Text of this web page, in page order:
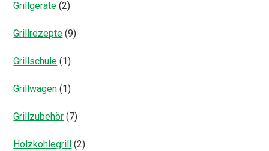
Grillgeräte (2)
Grillrezepte (9)
Grillschule (1)
Grillwagen (1)
Grillzubehör (7)
Holzkohlegrill (2)